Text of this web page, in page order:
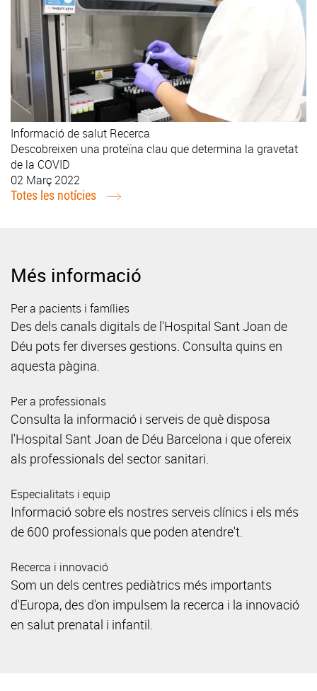
Informació de salut Recerca
Descobreixen una proteïna clau que determina la gravetat
de la COVID
02 Març 2022
Totes les notícies
Més informació
Per a pacients i famílies
Des dels canals digitals de l'Hospital Sant Joan de
Déu pots fer diverses gestions. Consulta quins en
aquesta pàgina.
Per a professionals
Consulta la informació i serveis de què disposa
l'Hospital Sant Joan de Déu Barcelona i que ofereix
als professionals del sector sanitari.
Especialitats i equip
Informació sobre els nostres serveis clínics i els més
de 600 professionals que poden atendre't.
Recerca i innovació
Som un dels centres pediàtrics més importants
d'Europa, des d'on impulsem la recerca i la innovació
en salut prenatal i infantil.